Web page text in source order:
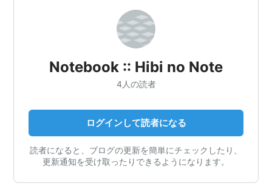
Notebook :: Hibi no Note
4人の読者
ログインして読者になる
読者になると、ブログの更新を簡単にチェックしたり、
更新通知を受け取ったりできるようになります。